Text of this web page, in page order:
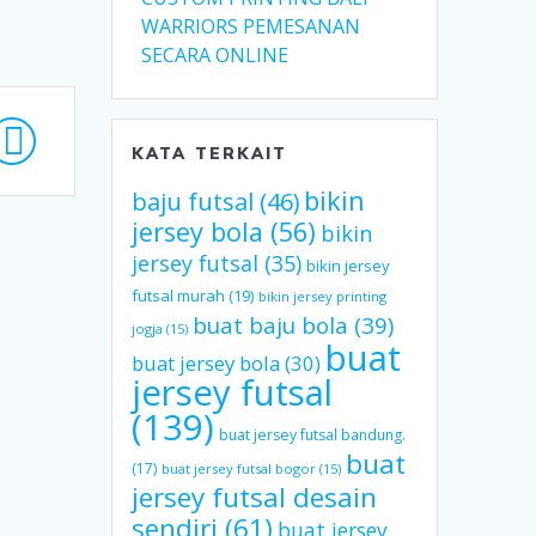
WARRIORS PEMESANAN
SECARA ONLINE
KATA TERKAIT
baju futsal (46) bikin
jersey bola (56) bikin
jersey futsal (35) bikin jersey
futsal murah (19) bikin jersey printing
jogja (15) buat baju bola (39)
buat jersey bola(30) buat
jersey futsal
(139) buat jersey futsal bandung.
(17) buat jersey futsal bogor (15) buat
jersey futsal desain
sendiri (61) buat jersey